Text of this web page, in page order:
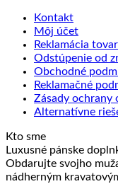
Kontakt
Môj účet
Reklamácia
Odstúpenie od
Obchodné
Reklamačné
Zásady ochrany
Alternatívne
Kto sme
Luxusné pánske
Obdarujte svojho
nádherným